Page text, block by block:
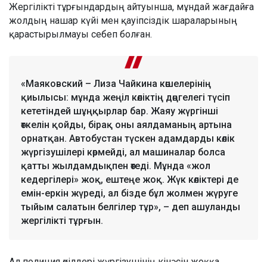
Жергілікті тұрғындардың айтуынша, мұндай жағдайға
жолдың нашар күйі мен қауіпсіздік шараларының
қарастырылмауы себеп болған.
«Маяковский – Лиза Чайкина көшелерінің
қиылысы: мұнда жеңіл көліктің дөңгелегі түсіп
кететіндей шұңқырлар бар. Жаяу жүргінші
өткелін қойды, бірақ оны аялдаманың артына
орнатқан. Автобустан түскен адамдарды көлік
жүргізушілері көрмейді, ал машиналар болса
қатты жылдамдықпен өтеді. Мұнда «жол
кедергілері» жоқ, ештеңе жоқ. Жүк көліктері де
емін-еркін жүреді, ал бізде бұл жолмен жүруге
тыйым салатын белгілер тұр», – деп ашуланды
жергілікті тұрғын.